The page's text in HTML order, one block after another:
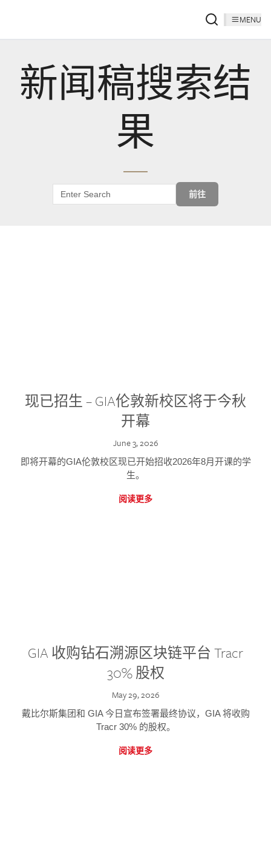
MENU
新闻稿搜索结
果
前往
现已招生 – GIA伦敦新校区将于今秋
开幕
June 3, 2026
即将开幕的GIA伦敦校区现已开始招收2026年8月开课的学
生。
阅读更多
GIA 收购钻石溯源区块链平台 Tracr
30% 股权
May 29, 2026
戴比尔斯集团和 GIA 今日宣布签署最终协议，GIA 将收购
Tracr 30% 的股权。
阅读更多